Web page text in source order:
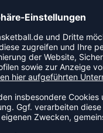
einer Technologie,